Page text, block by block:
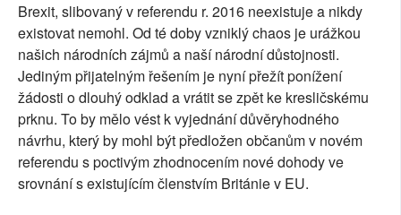
Brexit, slibovaný v referendu r. 2016 neexistuje a nikdy
existovat nemohl. Od té doby vzniklý chaos je urážkou
našich národních zájmů a naší národní důstojnosti.
Jediným přijatelným řešením je nyní přežít ponížení
žádosti o dlouhý odklad a vrátit se zpět ke kresličskému
prknu. To by mělo vést k vyjednání důvěryhodného
návrhu, který by mohl být předložen občanům v novém
referendu s poctivým zhodnocením nové dohody ve
srovnání s existujícím členstvím Británie v EU.